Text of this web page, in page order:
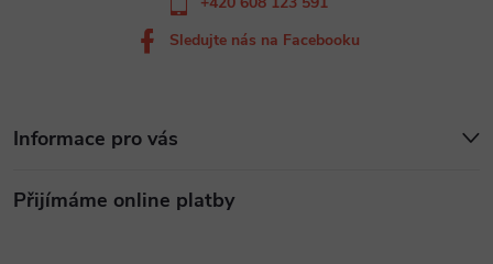
Informace pro vás
Přijímáme online platby
Sledujte nás na Facebooku